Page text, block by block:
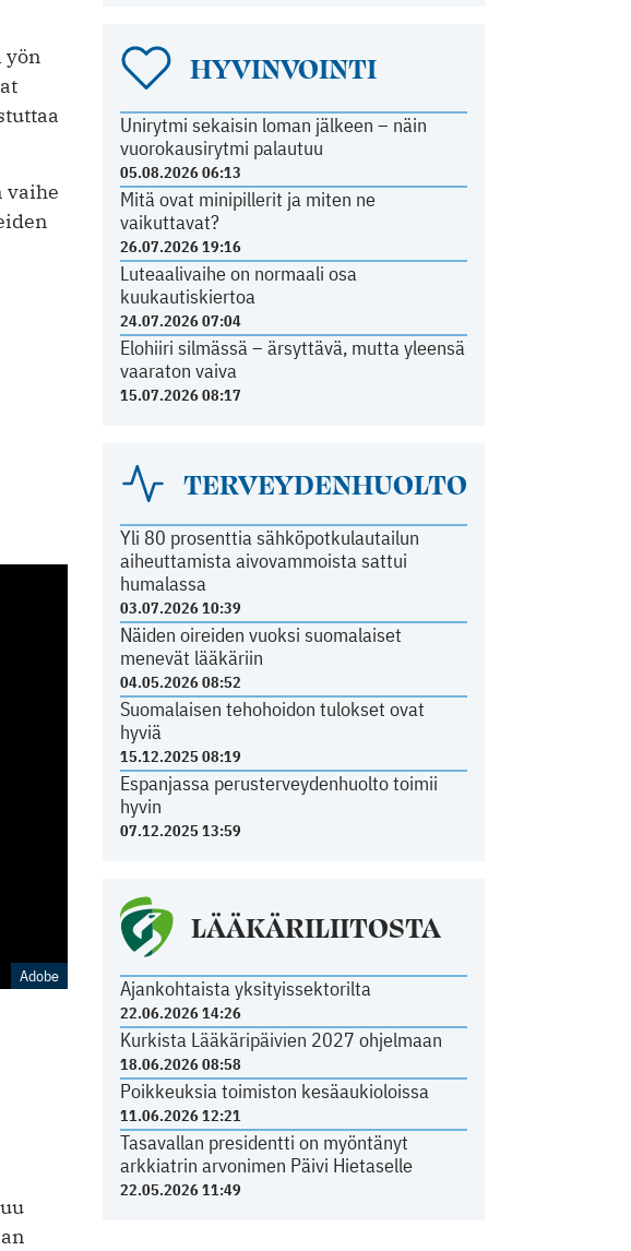
HYVINVOINTI
Unirytmi sekaisin loman jälkeen – näin
vuorokausirytmi palautuu
05.08.2026 06:13
Mitä ovat minipillerit ja miten ne
vaikuttavat?
26.07.2026 19:16
Luteaalivaihe on normaali osa
kuukautiskiertoa
24.07.2026 07:04
Elohiiri silmässä – ärsyttävä, mutta yleensä
vaaraton vaiva
15.07.2026 08:17
TERVEYDENHUOLTO
Yli 80 prosenttia sähköpotkulautailun
aiheuttamista aivovammoista sattui
humalassa
03.07.2026 10:39
Näiden oireiden vuoksi suomalaiset
menevät lääkäriin
04.05.2026 08:52
Suomalaisen tehohoidon tulokset ovat
hyviä
15.12.2025 08:19
Espanjassa perusterveydenhuolto toimii
hyvin
07.12.2025 13:59
LÄÄKÄRILIITOSTA
Ajankohtaista yksityissektorilta
22.06.2026 14:26
Kurkista Lääkäripäivien 2027 ohjelmaan
18.06.2026 08:58
Poikkeuksia toimiston kesäaukioloissa
11.06.2026 12:21
Tasavallan presidentti on myöntänyt
arkkiatrin arvonimen Päivi Hietaselle
22.05.2026 11:49
yön
vaihe
Adobe